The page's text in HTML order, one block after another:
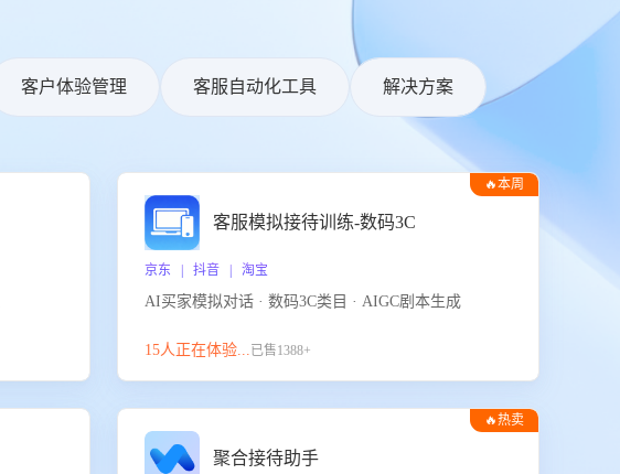
客户体验管理 客服自动化工具 解决方案
🔥本周
客服模拟接待训练-数码3C
京东 | 抖音 | 淘宝
AI买家模拟对话 · 数码3C类目 · AIGC剧本生成
15人正在体验...已售1388+
🔥热卖
聚合接待助手